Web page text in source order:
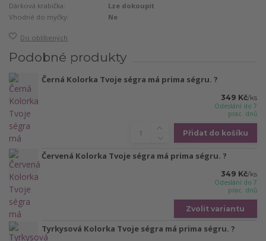
Dárková krabička:
Lze dokoupit
Vhodné do myčky:
Ne
Do oblíbených
Podobné produkty
Černá Kolorka Tvoje ségra má prima ségru. ?
349 Kč/ks
Odeslání do 7
prac. dnů
Přidat do košíku
Červená Kolorka Tvoje ségra má prima ségru. ?
349 Kč/ks
Odeslání do 7
prac. dnů
Zvolit variantu
Tyrkysová Kolorka Tvoje ségra má prima ségru. ?